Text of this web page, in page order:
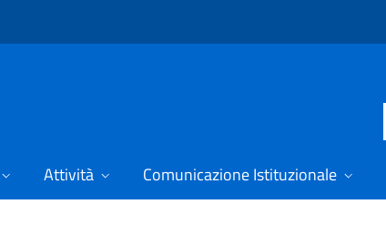
Attività Comunicazione Istituzionale